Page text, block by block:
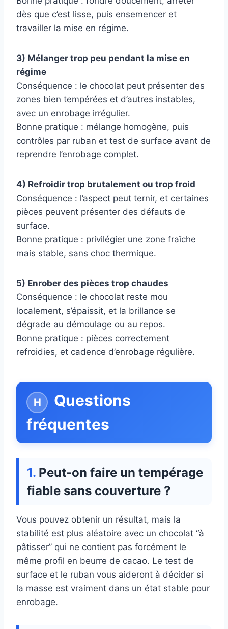
dès que c’est lisse, puis ensemencer et
travailler la mise en régime.
3) Mélanger trop peu pendant la mise en
régime
Conséquence : le chocolat peut présenter des
zones bien tempérées et d’autres instables,
avec un enrobage irrégulier.
Bonne pratique : mélange homogène, puis
contrôles par ruban et test de surface avant de
reprendre l’enrobage complet.
4) Refroidir trop brutalement ou trop froid
Conséquence : l’aspect peut ternir, et certaines
pièces peuvent présenter des défauts de
surface.
Bonne pratique : privilégier une zone fraîche
mais stable, sans choc thermique.
5) Enrober des pièces trop chaudes
Conséquence : le chocolat reste mou
localement, s’épaissit, et la brillance se
dégrade au démoulage ou au repos.
Bonne pratique : pièces correctement
refroidies, et cadence d’enrobage régulière.
Questions
fréquentes
Peut-on faire un tempérage
fiable sans couverture ?
Vous pouvez obtenir un résultat, mais la
stabilité est plus aléatoire avec un chocolat “à
pâtisser” qui ne contient pas forcément le
même profil en beurre de cacao. Le test de
surface et le ruban vous aideront à décider si
la masse est vraiment dans un état stable pour
enrobage.